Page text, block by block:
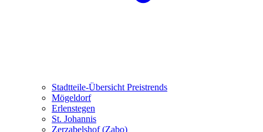
Stadtteile-Übersicht Preistrends
Mögeldorf
Erlenstegen
St. Johannis
Zerzabelshof (Zabo)